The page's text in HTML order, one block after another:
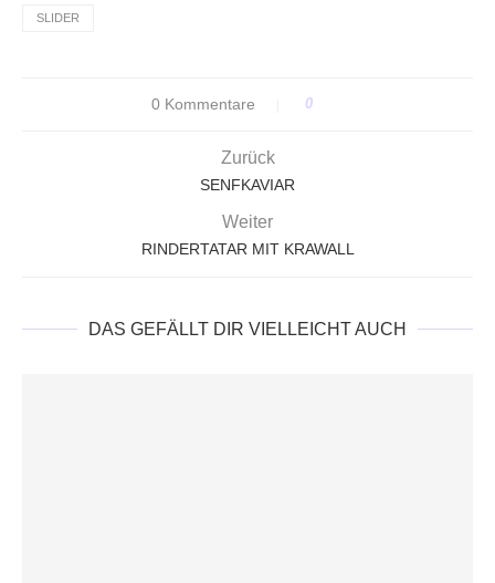
SLIDER
0 Kommentare 0
Zurück
SENFKAVIAR
Weiter
RINDERTATAR MIT KRAWALL
DAS GEFÄLLT DIR VIELLEICHT AUCH